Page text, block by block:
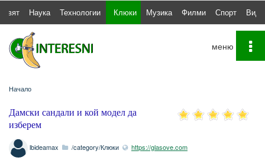
Свят Наука Технологии Клюки Музика Филми Спорт
Начало
Дамски сандали и кой модел да
изберем
lbideamax /category/Клюки https://glasove.com